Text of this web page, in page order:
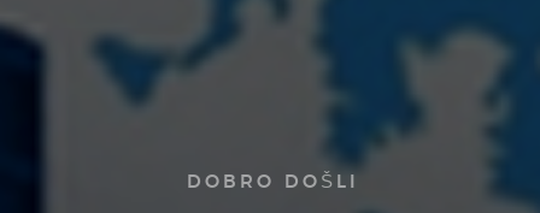
DOBRO DOŠLI